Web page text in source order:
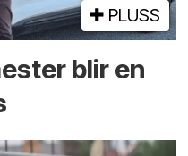
PLUSS
blir en